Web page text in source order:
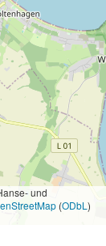
und
(ODbL )